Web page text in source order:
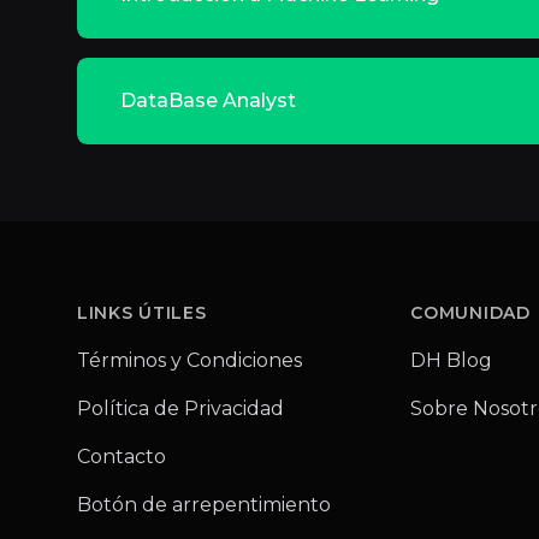
DataBase Analyst
LINKS ÚTILES
Términos y Condiciones
Política de Privacidad
Contacto
Botón de arrepentimiento
COMUNIDAD
DH Blog
Sobre